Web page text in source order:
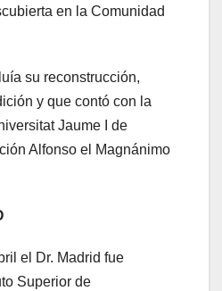
en la Comunidad
su reconstrucción,
y que contó con la
Jaume I de
Alfonso el Magnánimo
el Dr. Madrid fue
Superior de